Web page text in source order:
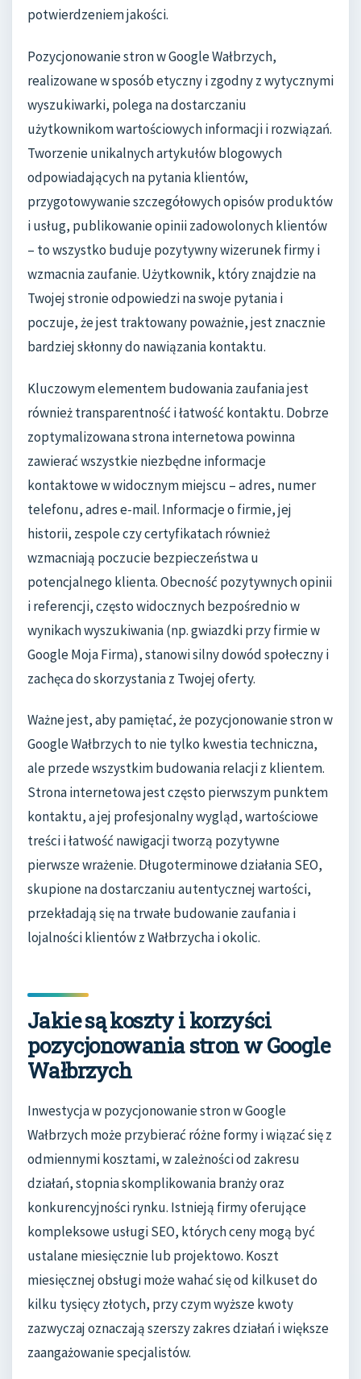
potwierdzeniem jakości.
Pozycjonowanie stron w Google Wałbrzych,
realizowane w sposób etyczny i zgodny z wytycznymi
wyszukiwarki, polega na dostarczaniu
użytkownikom wartościowych informacji i rozwiązań.
Tworzenie unikalnych artykułów blogowych
odpowiadających na pytania klientów,
przygotowywanie szczegółowych opisów produktów
i usług, publikowanie opinii zadowolonych klientów
– to wszystko buduje pozytywny wizerunek firmy i
wzmacnia zaufanie. Użytkownik, który znajdzie na
Twojej stronie odpowiedzi na swoje pytania i
poczuje, że jest traktowany poważnie, jest znacznie
bardziej skłonny do nawiązania kontaktu.
Kluczowym elementem budowania zaufania jest
również transparentność i łatwość kontaktu. Dobrze
zoptymalizowana strona internetowa powinna
zawierać wszystkie niezbędne informacje
kontaktowe w widocznym miejscu – adres, numer
telefonu, adres e-mail. Informacje o firmie, jej
historii, zespole czy certyfikatach również
wzmacniają poczucie bezpieczeństwa u
potencjalnego klienta. Obecność pozytywnych opinii
i referencji, często widocznych bezpośrednio w
wynikach wyszukiwania (np. gwiazdki przy firmie w
Google Moja Firma), stanowi silny dowód społeczny i
zachęca do skorzystania z Twojej oferty.
Ważne jest, aby pamiętać, że pozycjonowanie stron w
Google Wałbrzych to nie tylko kwestia techniczna,
ale przede wszystkim budowania relacji z klientem.
Strona internetowa jest często pierwszym punktem
kontaktu, a jej profesjonalny wygląd, wartościowe
treści i łatwość nawigacji tworzą pozytywne
pierwsze wrażenie. Długoterminowe działania SEO,
skupione na dostarczaniu autentycznej wartości,
przekładają się na trwałe budowanie zaufania i
lojalności klientów z Wałbrzycha i okolic.
Jakie są koszty i korzyści
pozycjonowania stron w Google
Wałbrzych
Inwestycja w pozycjonowanie stron w Google
Wałbrzych może przybierać różne formy i wiązać się z
odmiennymi kosztami, w zależności od zakresu
działań, stopnia skomplikowania branży oraz
konkurencyjności rynku. Istnieją firmy oferujące
kompleksowe usługi SEO, których ceny mogą być
ustalane miesięcznie lub projektowo. Koszt
miesięcznej obsługi może wahać się od kilkuset do
kilku tysięcy złotych, przy czym wyższe kwoty
zazwyczaj oznaczają szerszy zakres działań i większe
zaangażowanie specjalistów.